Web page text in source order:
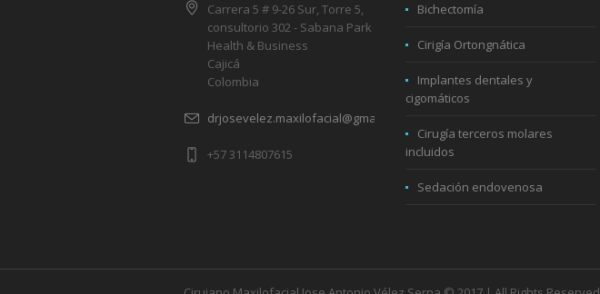
Carrera 5 # 9-26 Sur, Torre 5,
consultorio 302 - Sabana Park
Health & Business
Cajicá
Colombia
drjosevelez.maxilofacial@gmail.com
+57 3114807615
Bichectomía
Cirigía Ortongnática
Implantes dentales y
cigomáticos
Cirugía terceros molares
incluidos
Sedación endovenosa